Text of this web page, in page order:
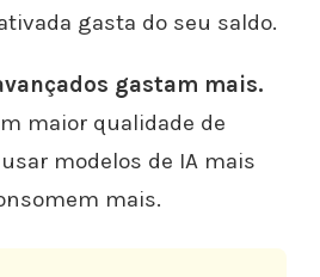
gasta do seu saldo.
gastam mais.
maior qualidade de
modelos de IA mais
mais.